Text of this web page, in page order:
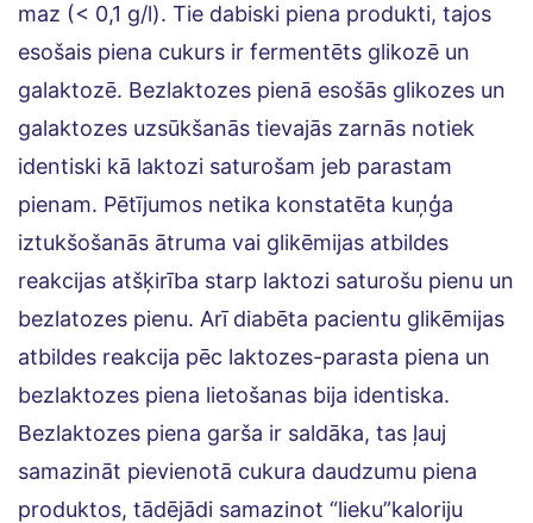
maz (< 0,1 g/l). Tie dabiski piena produkti, tajos
esošais piena cukurs ir fermentēts glikozē un
galaktozē. Bezlaktozes pienā esošās glikozes un
galaktozes uzsūkšanās tievajās zarnās notiek
identiski kā laktozi saturošam jeb parastam
pienam. Pētījumos netika konstatēta kuņģa
iztukšošanās ātruma vai glikēmijas atbildes
reakcijas atšķirība starp laktozi saturošu pienu un
bezlatozes pienu. Arī diabēta pacientu glikēmijas
atbildes reakcija pēc laktozes-parasta piena un
bezlaktozes piena lietošanas bija identiska.
Bezlaktozes piena garša ir saldāka, tas ļauj
samazināt pievienotā cukura daudzumu piena
produktos, tādējādi samazinot “lieku”kaloriju